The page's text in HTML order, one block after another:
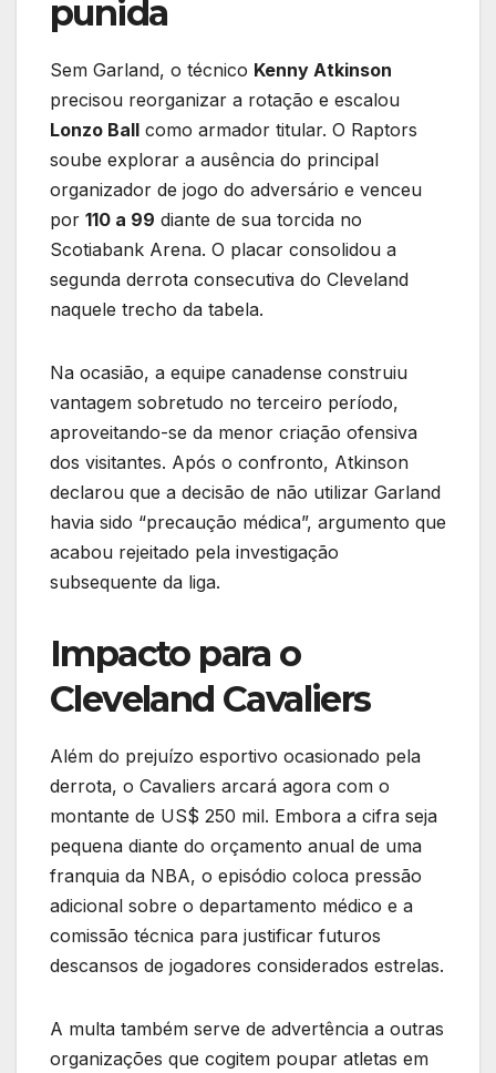
punida
Sem Garland, o técnico Kenny Atkinson
precisou reorganizar a rotação e escalou
Lonzo Ball como armador titular. O Raptors
soube explorar a ausência do principal
organizador de jogo do adversário e venceu
por 110 a 99 diante de sua torcida no
Scotiabank Arena. O placar consolidou a
segunda derrota consecutiva do Cleveland
naquele trecho da tabela.
Na ocasião, a equipe canadense construiu
vantagem sobretudo no terceiro período,
aproveitando-se da menor criação ofensiva
dos visitantes. Após o confronto, Atkinson
declarou que a decisão de não utilizar Garland
havia sido “precaução médica”, argumento que
acabou rejeitado pela investigação
subsequente da liga.
Impacto para o
Cleveland Cavaliers
Além do prejuízo esportivo ocasionado pela
derrota, o Cavaliers arcará agora com o
montante de US$ 250 mil. Embora a cifra seja
pequena diante do orçamento anual de uma
franquia da NBA, o episódio coloca pressão
adicional sobre o departamento médico e a
comissão técnica para justificar futuros
descansos de jogadores considerados estrelas.
A multa também serve de advertência a outras
organizações que cogitem poupar atletas em